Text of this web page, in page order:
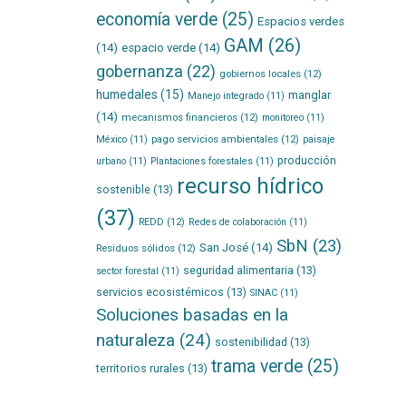
economía verde(25) Espacios verdes
(14) espacio verde(14) GAM (26)
gobernanza (22) gobiernos locales(12)
humedales (15) Manejo integrado(11) manglar
(14) mecanismos financieros(12) monitoreo(11)
México(11) pago servicios ambientales(12) paisaje
urbano(11) Plantaciones forestales(11) producción
sostenible(13) recurso hídrico
(37) REDD (12) Redes de colaboración (11)
Residuos sólidos(12) San José(14) SbN (23)
sector forestal (11) seguridad alimentaria (13)
servicios ecosistémicos (13) SINAC(11)
Soluciones basadas en la
naturaleza (24) sostenibilidad (13)
territorios rurales (13) trama verde(25)